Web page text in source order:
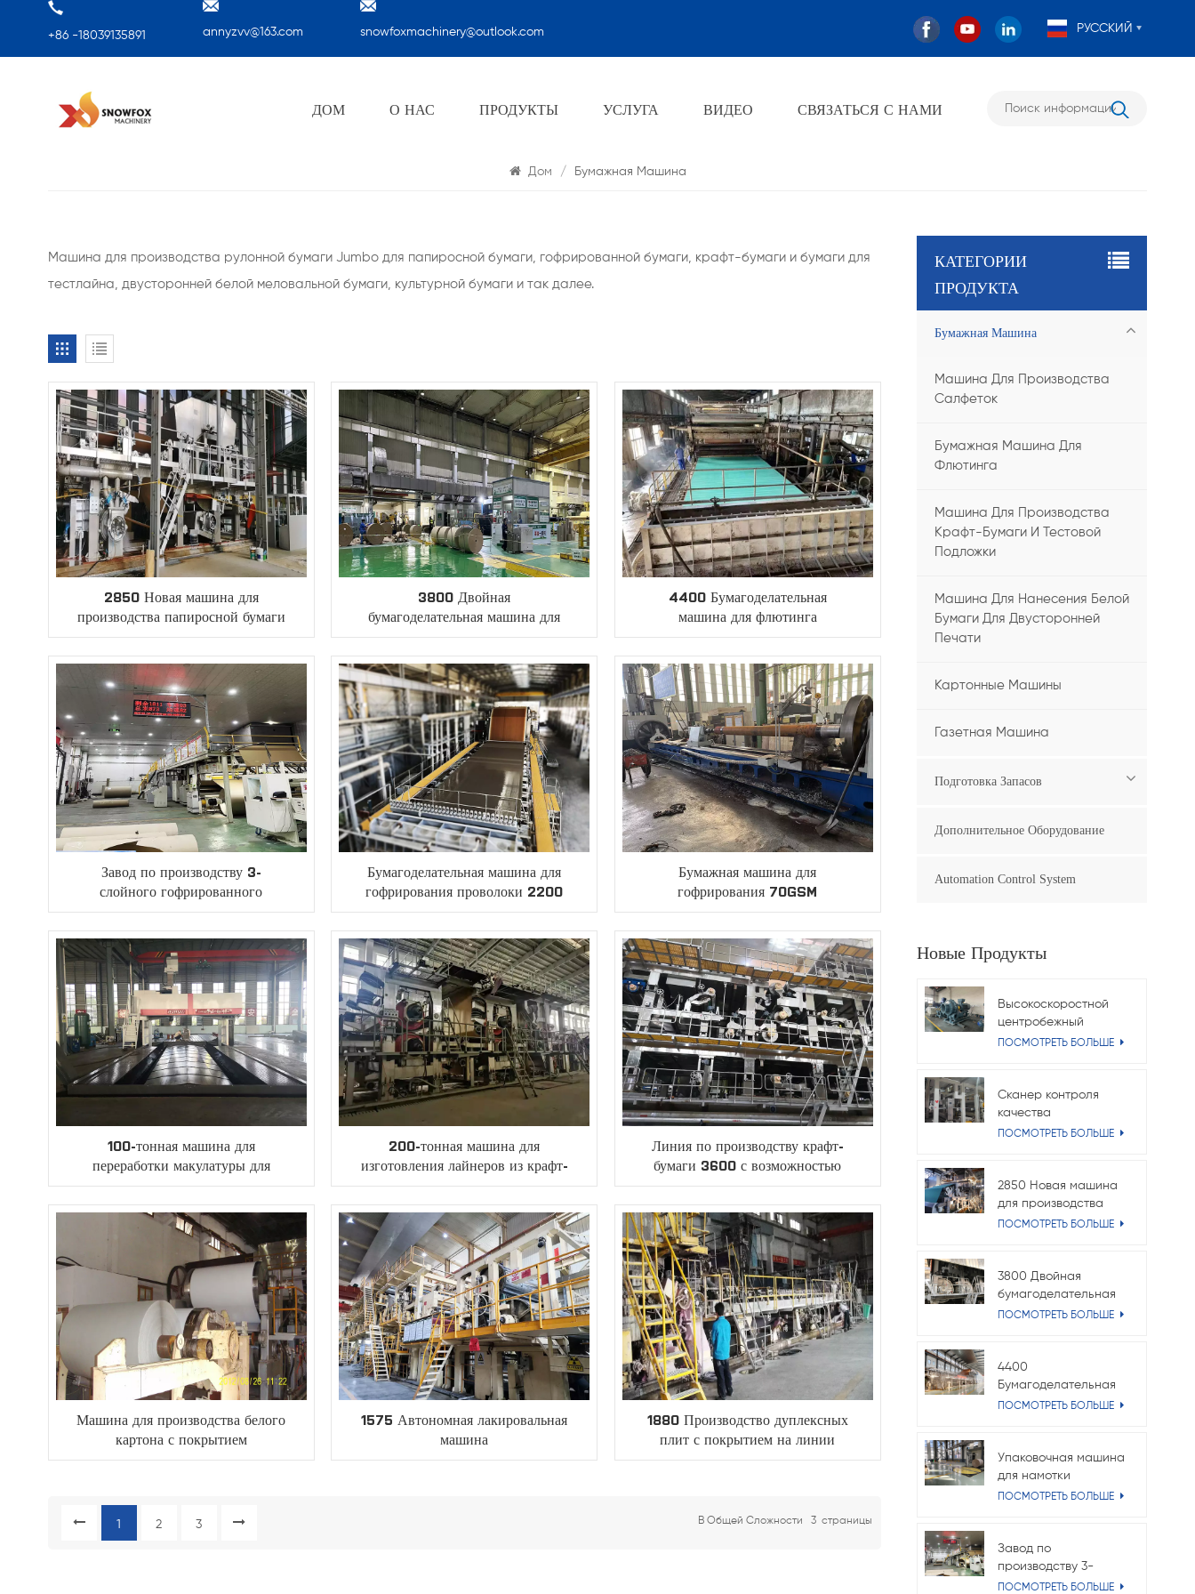
+86 -18039135891 annyzvv@163.com snowfoxmachinery@outlook.com РУССКИЙ
ДОМ О НАС ПРОДУКТЫ УСЛУГА ВИДЕО СВЯЗАТЬСЯ С НАМИ
Бумажная Машина
Дом / Бумажная Машина
Машина для производства рулонной бумаги Jumbo для папиросной бумаги, гофрированной бумаги, крафт-бумаги и бумаги для
тестлайна, двусторонней белой меловальной бумаги, культурной бумаги и так далее.
2850 Новая машина для
производства папиросной бумаги
Crescent
3800 Двойная
бумагоделательная машина для
проволочных вкладышей
Fourdrinier
4400 Бумагоделательная
машина для флютинга
Завод по производству 3-
слойного гофрированного
картона
Бумагоделательная машина для
гофрирования проволоки 2200
Fourdrinier
Бумажная машина для
гофрирования 70GSM
100-тонная машина для
переработки макулатуры для
гофрированной бумаги
200-тонная машина для
изготовления лайнеров из крафт-
бумаги
Линия по производству крафт-
бумаги 3600 с возможностью
переработки бумаги
Машина для производства белого
картона с покрытием
1575 Автономная лакировальная
машина
1880 Производство дуплексных
плит с покрытием на линии
1 2 3 В Общей Сложности 3 Страницы
КАТЕГОРИИ
ПРОДУКТА
Бумажная Машина
Машина Для Производства
Салфеток
Бумажная Машина Для
Флютинга
Машина Для Производства
Крафт-Бумаги И Тестовой
Подложки
Машина Для Нанесения Белой
Бумаги Для Двусторонней
Печати
Картонные Машины
Газетная Машина
Подготовка Запасов
Дополнительное Оборудование
Automation Control System
Новые Продукты
Высокоскоростной
центробежный
вентилятор
машины
ПОСМОТРЕТЬ БОЛЬШЕ
Сканер контроля
качества
бумагоделательной
веса и влажности
ПОСМОТРЕТЬ БОЛЬШЕ
2850 Новая машина
для производства
папиросной бумаги
ПОСМОТРЕТЬ БОЛЬШЕ
3800 Двойная
бумагоделательная
машина для
ПОСМОТРЕТЬ БОЛЬШЕ
4400
Бумагоделательная
машина для
ПОСМОТРЕТЬ БОЛЬШЕ
Упаковочная машина
для намотки
барабанов
ПОСМОТРЕТЬ БОЛЬШЕ
Завод по
производству 3-
слойного
ПОСМОТРЕТЬ БОЛЬШЕ